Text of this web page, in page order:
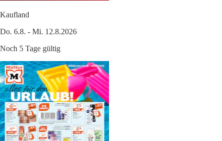
Kaufland
Do. 6.8. - Mi. 12.8.2026
Noch 5 Tage gültig